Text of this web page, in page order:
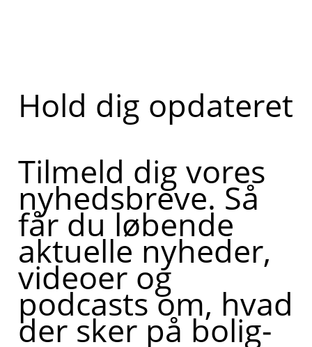
Hold dig opdateret
Tilmeld dig vores
nyhedsbreve. Så
får du løbende
aktuelle nyheder,
videoer og
podcasts om, hvad
der sker på bolig-